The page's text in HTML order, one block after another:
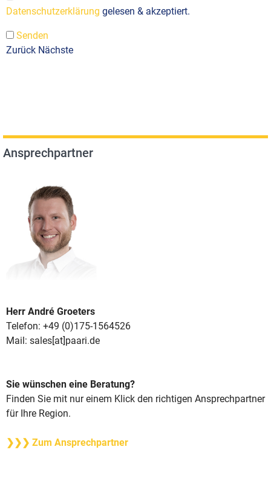
Datenschutzerklärung gelesen & akzeptiert.
Senden
Zurück Nächste
Ansprechpartner
Herr André Groeters
Telefon: +49 (0)175-1564526
Mail: sales[at]paari.de
Sie wünschen eine Beratung?
Finden Sie mit nur einem Klick den richtigen Ansprechpartner
für Ihre Region.
❯❯❯ Zum Ansprechpartner